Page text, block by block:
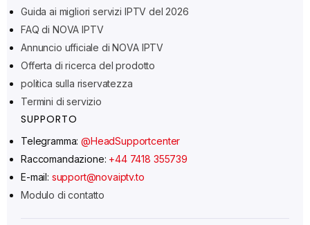
Guida ai migliori servizi IPTV del 2026
FAQ di NOVA IPTV
Annuncio ufficiale di NOVA IPTV
Offerta di ricerca del prodotto
politica sulla riservatezza
Termini di servizio
SUPPORTO
Telegramma:@HeadSupportcenter
Raccomandazione: +44 7418 355739
E-mail: support@novaiptv.to
Modulo di contatto
Русский